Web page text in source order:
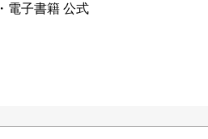
・電子書籍 公式